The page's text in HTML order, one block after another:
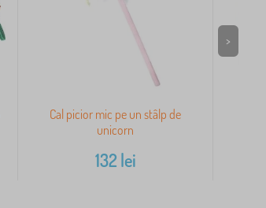
Cal picior mic pe un stâlp de
unicorn
132 lei
>